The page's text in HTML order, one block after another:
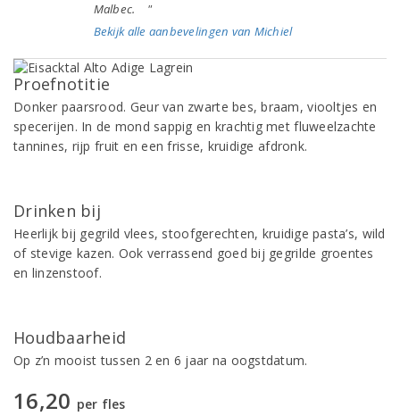
Malbec. "
Bekijk alle aanbevelingen van Michiel
Proefnotitie
Donker paarsrood. Geur van zwarte bes, braam, viooltjes en
specerijen. In de mond sappig en krachtig met fluweelzachte
tannines, rijp fruit en een frisse, kruidige afdronk.
Drinken bij
Heerlijk bij gegrild vlees, stoofgerechten, kruidige pasta’s, wild
of stevige kazen. Ook verrassend goed bij gegrilde groentes
en linzenstoof.
Houdbaarheid
Op z’n mooist tussen 2 en 6 jaar na oogstdatum.
16,20 per fles